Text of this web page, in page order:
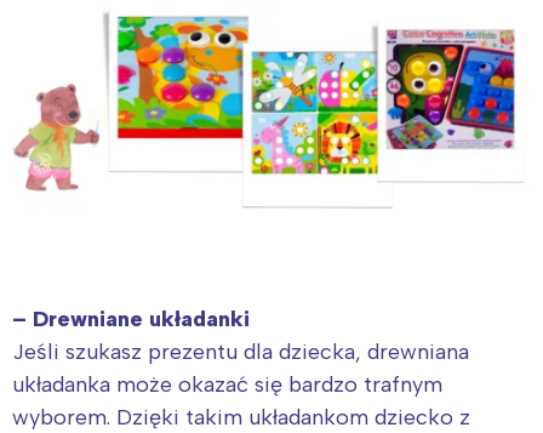
– Drewniane układanki
Jeśli szukasz prezentu dla dziecka, drewniana
układanka może okazać się bardzo trafnym
wyborem. Dzięki takim układankom dziecko z